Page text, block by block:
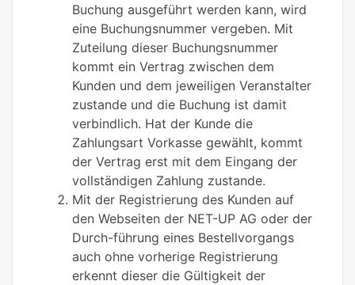
Buchung ausgeführt werden kann, wird
eine Buchungsnummer vergeben. Mit
Zuteilung dieser Buchungsnummer
kommt ein Vertrag zwischen dem
Kunden und dem jeweiligen Veranstalter
zustande und die Buchung ist damit
verbindlich. Hat der Kunde die
Zahlungsart Vorkasse gewählt, kommt
der Vertrag erst mit dem Eingang der
vollständigen Zahlung zustande.
Mit der Registrierung des Kunden auf
den Webseiten der NET-UP AG oder der
Durch-führung eines Bestellvorgangs
auch ohne vorherige Registrierung
erkennt dieser die Gültigkeit der